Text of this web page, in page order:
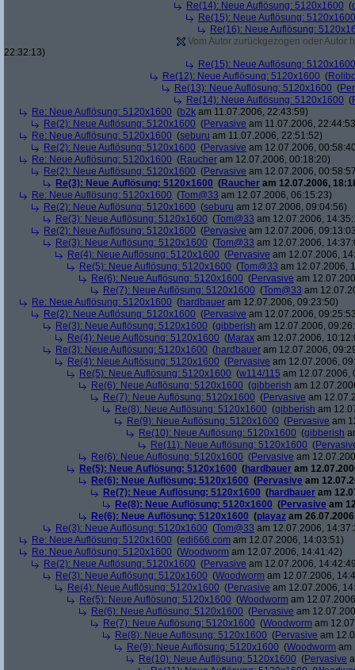
Re(14): Neue Auflösung: 5120x1600 (
Re(15): Neue Auflösung: 5120x1600
Re(16): Neue Auflösung:
Vom Autor zurückgezogen oder Autor
22:32:13)
Re(15): Neue Auflösung: 5120x1600
Re(12): Neue Auflösung: 5120x1600 (
Re(13): Neue Auflösung: 5120x1600 (
Re(14): Neue Auflösung: 5120x1600 (
Re: Neue Auflösung: 5120x1600 (b2k am 11.07.2006, 22:43:59)
Re(2): Neue Auflösung: 5120x1600 (Pervasive am 11.07.2006,
Re: Neue Auflösung: 5120x1600 (seburu am 11.07.2006, 22:51:52)
Re(2): Neue Auflösung: 5120x1600 (Pervasive am 12.07.2006,
Re: Neue Auflösung: 5120x1600 (Raucher am 12.07.2006, 00:18:20)
Re(2): Neue Auflösung: 5120x1600 (Pervasive am 12.07.2006,
Re(3): Neue Auflösung: 5120x1600 (Raucher am 12.07.2006,
Re: Neue Auflösung: 5120x1600 (Tom@33 am 12.07.2006, 06:15:23)
Re(2): Neue Auflösung: 5120x1600 (seburu am 12.07.2006, 09:04:56)
Re(3): Neue Auflösung: 5120x1600 (Tom@33 am 12.07.2006,
Re(2): Neue Auflösung: 5120x1600 (Pervasive am 12.07.2006,
Re(3): Neue Auflösung: 5120x1600 (Tom@33 am 12.07.2006,
Re(4): Neue Auflösung: 5120x1600 (Pervasive am 12.07.2006,
Re(5): Neue Auflösung: 5120x1600 (Tom@33 am 12.07.2006,
Re(6): Neue Auflösung: 5120x1600 (Pervasive am
Re(7): Neue Auflösung: 5120x1600 (Tom@33 am
Re: Neue Auflösung: 5120x1600 (hardbauer am 12.07.2006, 09:23:50)
Re(2): Neue Auflösung: 5120x1600 (Pervasive am 12.07.2006,
Re(3): Neue Auflösung: 5120x1600 (gibberish am 12.07.2006,
Re(4): Neue Auflösung: 5120x1600 (Marax am 12.07.2006,
Re(3): Neue Auflösung: 5120x1600 (hardbauer am 12.07.2006,
Re(4): Neue Auflösung: 5120x1600 (Pervasive am 12.07.2006,
Re(5): Neue Auflösung: 5120x1600 (w114/115 am 12.07.2006,
Re(6): Neue Auflösung: 5120x1600 (gibberish am
Re(7): Neue Auflösung: 5120x1600 (Pervasive am
Re(8): Neue Auflösung: 5120x1600 (gibberish am
Re(9): Neue Auflösung: 5120x1600 (Pervasive am
Re(10): Neue Auflösung: 5120x1600 (gibberish
Re(11): Neue Auflösung: 5120x1600 (
Re(6): Neue Auflösung: 5120x1600 (Pervasive am
Re(5): Neue Auflösung: 5120x1600 (hardbauer am
Re(6): Neue Auflösung: 5120x1600 (Pervasive am
Re(7): Neue Auflösung: 5120x1600 (hardbauer am
Re(8): Neue Auflösung: 5120x1600 (Pervasive am
Re(6): Neue Auflösung: 5120x1600 (playaz am
Re(3): Neue Auflösung: 5120x1600 (Tom@33 am 12.07.2006,
Re: Neue Auflösung: 5120x1600 (edi666.com am 12.07.2006, 14:03:51)
Re: Neue Auflösung: 5120x1600 (Woodworm am 12.07.2006, 14:41:42)
Re(2): Neue Auflösung: 5120x1600 (Pervasive am 12.07.2006,
Re(3): Neue Auflösung: 5120x1600 (Woodworm am 12.07.2006,
Re(4): Neue Auflösung: 5120x1600 (Pervasive am 12.07.2006,
Re(5): Neue Auflösung: 5120x1600 (Woodworm am
Re(6): Neue Auflösung: 5120x1600 (Pervasive am
Re(7): Neue Auflösung: 5120x1600 (Woodworm am
Re(8): Neue Auflösung: 5120x1600 (Pervasive am
Re(9): Neue Auflösung: 5120x1600 (Woodworm am
Re(10): Neue Auflösung: 5120x1600 (Pervasive